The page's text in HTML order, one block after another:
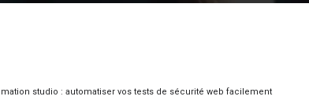
studio : automatiser vos tests de sécurité web facilement